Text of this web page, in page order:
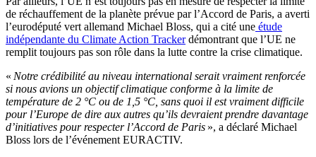
de réchauffement de la planète prévue par l’Accord de Paris, a averti
l’eurodéputé vert allemand Michael Bloss, qui a cité une étude
indépendante du Climate Action Trackerdémontrant que l’UE ne
remplit toujours pas son rôle dans la lutte contre la crise climatique.
« Notre crédibilité au niveau international serait vraiment renforcée
si nous avions un objectif climatique conforme à la limite de
température de 2 °C ou de 1,5 °C, sans quoi il est vraiment difficile
pour l’Europe de dire aux autres qu’ils devraient prendre davantage
d’initiatives pour respecter l’Accord de Paris », a déclaré Michael
Bloss lors de l’événement EURACTIV.